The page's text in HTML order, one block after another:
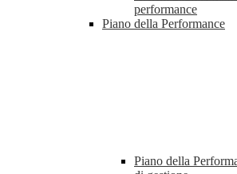
performance
Piano della Performance
Piano della